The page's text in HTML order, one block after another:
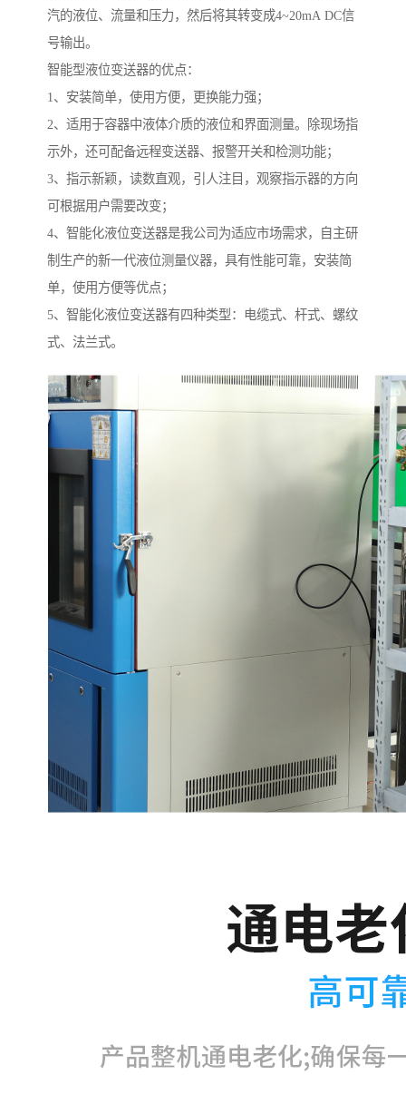
汽的液位、流量和压力，然后将其转变成4~20mA DC信
号输出。
智能型液位变送器的优点：
1、安装简单，使用方便，更换能力强；
2、适用于容器中液体介质的液位和界面测量。除现场指
示外，还可配备远程变送器、报警开关和检测功能；
3、指示新颖，读数直观，引人注目，观察指示器的方向
可根据用户需要改变；
4、智能化液位变送器是我公司为适应市场需求，自主研
制生产的新一代液位测量仪器，具有性能可靠，安装简
单，使用方便等优点；
5、智能化液位变送器有四种类型：电缆式、杆式、螺纹
式、法兰式。